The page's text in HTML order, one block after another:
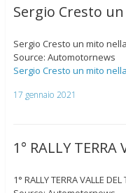
Sergio Cresto
Sergio Cresto un mito
Source: Automotornews
Sergio Cresto un mito
17 gennaio 2021
1° RALLY TERRA
1° RALLY TERRA VALLE DEL